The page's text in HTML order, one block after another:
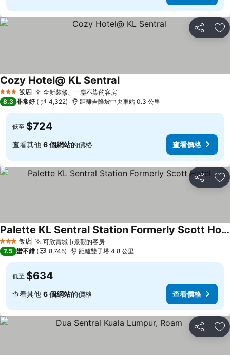
分享 加
3 星級 飯店 全新裝修、一塵不染的客房查看價格
Cozy Hotel@ KL Sentral查看價格
8.3 非常好 4,322 距離吉隆坡中央車站 0.3 公里
低至 $724
查看其他 6 個網站的價格 查看價格
分享 加
3 星級 飯店 可欣賞城市景觀的客房查看價格
Palette KL Sentral Station Formerly Scott Hotel
查看價格
7.5 蠻不錯 8,745 距離雙子塔 4.8 公里
低至 $634
查看其他 6 個網站的價格 查看價格
分享 加